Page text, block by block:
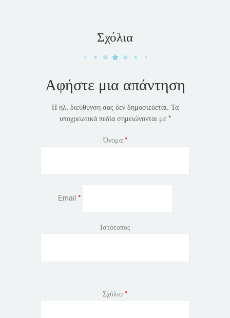
Σχόλια
Αφήστε μια απάντηση
Η ηλ. διεύθυνση σας δεν δημοσιεύεται. Τα
υποχρεωτικά πεδία σημειώνονται με *
Όνομα *
Email *
Ιστότοπος
Σχόλιο *